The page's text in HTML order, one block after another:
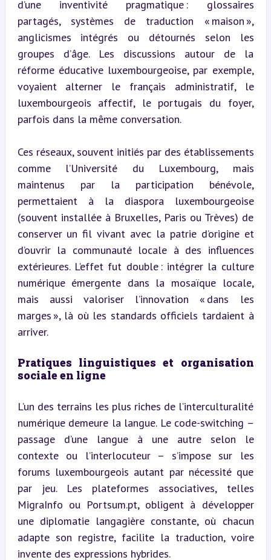
d’une inventivité pragmatique : glossaires
partagés, systèmes de traduction « maison »,
anglicismes intégrés ou détournés selon les
groupes d’âge. Les discussions autour de la
réforme éducative luxembourgeoise, par exemple,
voyaient alterner le français administratif, le
luxembourgeois affectif, le portugais du foyer,
parfois dans la même conversation.
Ces réseaux, souvent initiés par des établissements
comme l’Université du Luxembourg, mais
maintenus par la participation bénévole,
permettaient à la diaspora luxembourgeoise
(souvent installée à Bruxelles, Paris ou Trèves) de
conserver un fil vivant avec la patrie d’origine et
d’ouvrir la communauté locale à des influences
extérieures. L’effet fut double : intégrer la culture
numérique émergente dans la mosaïque locale,
mais aussi valoriser l’innovation « dans les
marges », là où les standards officiels tardaient à
arriver.
Pratiques linguistiques et organisation
sociale en ligne
L’un des terrains les plus riches de l’interculturalité
numérique demeure la langue. Le code-switching –
passage d’une langue à une autre selon le
contexte ou l’interlocuteur – s’impose sur les
forums luxembourgeois autant par nécessité que
par jeu. Les plateformes associatives, telles
MigraInfo ou Portsum.pt, obligent à développer
une diplomatie langagière constante, où chacun
adapte son registre, facilite la traduction, voire
invente des expressions hybrides.